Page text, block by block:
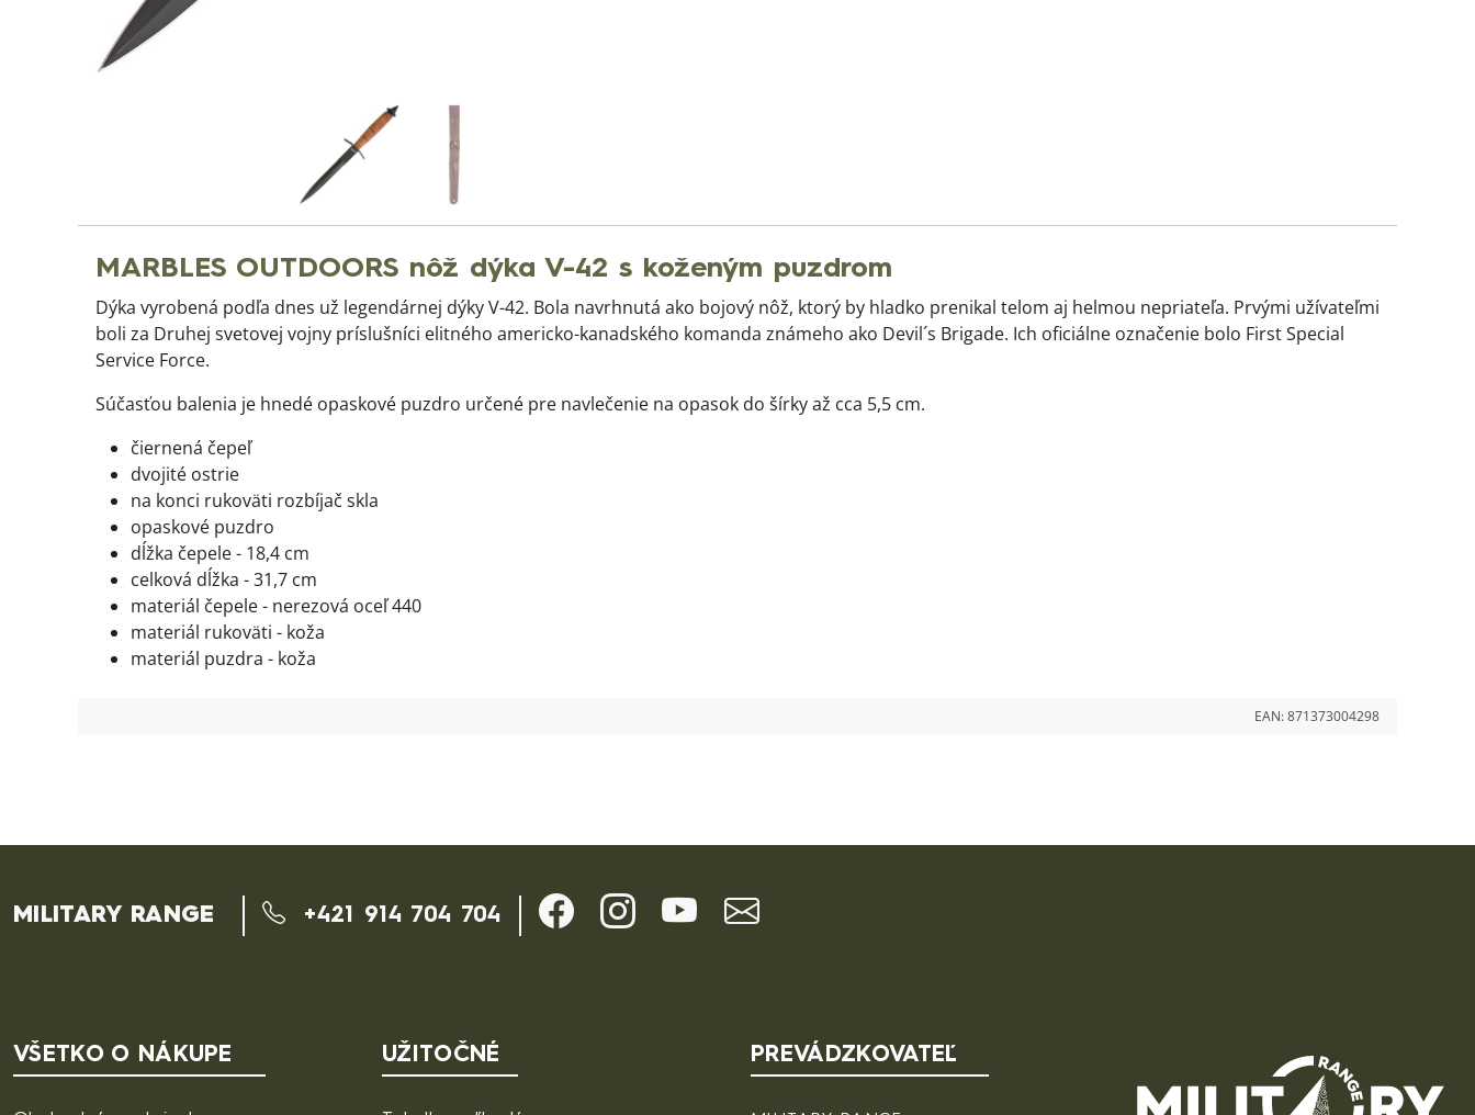
MARBLES OUTDOORS nôž dýka V-42 s koženým puzdrom
Dýka vyrobená podľa dnes už legendárnej dýky V-42. Bola navrhnutá ako bojový nôž, ktorý by hladko prenikal telom aj helmou nepriateľa. Prvými užívateľmi
boli za Druhej svetovej vojny príslušníci elitného americko-kanadského komanda známeho ako Devil´s Brigade. Ich oficiálne označenie bolo First Special
Service Force.
Súčasťou balenia je hnedé opaskové puzdro určené pre navlečenie na opasok do šírky až cca 5,5 cm.
čiernená čepeľ
dvojité ostrie
na konci rukoväti rozbíjač skla
opaskové puzdro
dĺžka čepele - 18,4 cm
celková dĺžka - 31,7 cm
materiál čepele - nerezová oceľ 440
materiál rukoväti - koža
materiál puzdra - koža
EAN:871373004298
MILITARY RANGE +421 914 704 704
VŠETKO O NÁKUPE UŽITOČNÉ PREVÁDZKOVATEĽ